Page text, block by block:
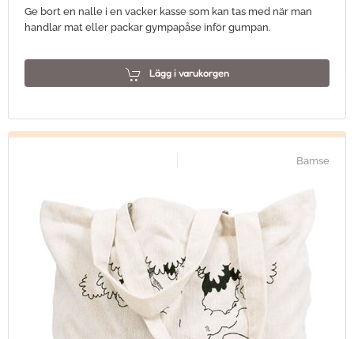
Ge bort en nalle i en vacker kasse som kan tas med när man
handlar mat eller packar gympapåse inför gumpan.
Lägg i varukorgen
Bamse